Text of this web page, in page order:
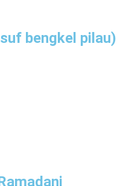
bengkel pilau)